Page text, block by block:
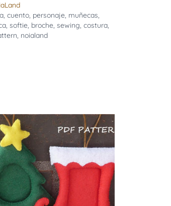
, cuento, personaje, muñecas,
, softie, broche, sewing, costura,
, noialand